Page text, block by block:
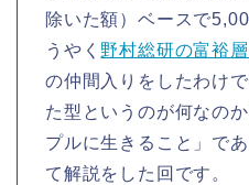
除いた額）ベースで
うやく 野村総研の富裕
の仲間入りをしたわけ
た型というのが何なの
プルに生きること」で
て解説をした回です。